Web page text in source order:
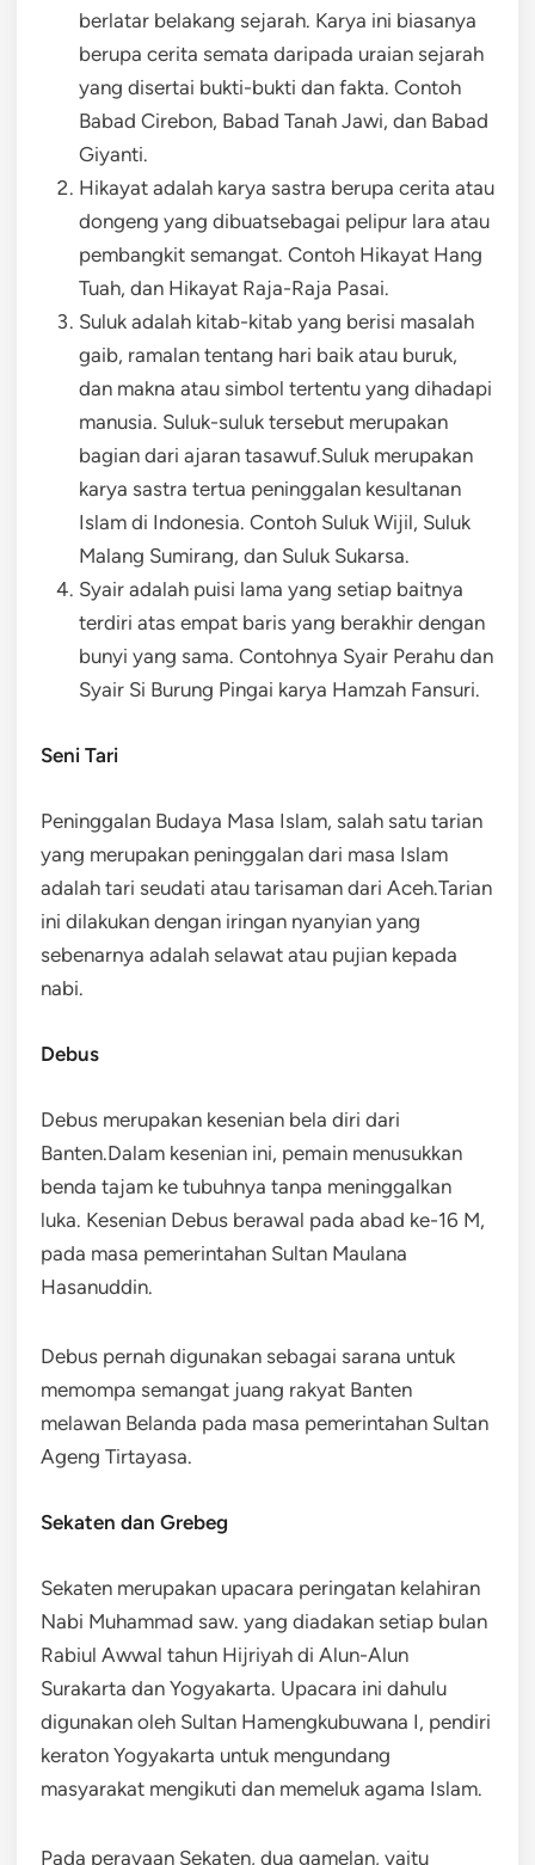
berlatar belakang sejarah. Karya ini biasanya
berupa cerita semata daripada uraian sejarah
yang disertai bukti-bukti dan fakta. Contoh
Babad Cirebon, Babad Tanah Jawi, dan Babad
Giyanti.
Hikayat adalah karya sastra berupa cerita atau
dongeng yang dibuatsebagai pelipur lara atau
pembangkit semangat. Contoh Hikayat Hang
Tuah, dan Hikayat Raja-Raja Pasai.
Suluk adalah kitab-kitab yang berisi masalah
gaib, ramalan tentang hari baik atau buruk,
dan makna atau simbol tertentu yang dihadapi
manusia. Suluk-suluk tersebut merupakan
bagian dari ajaran tasawuf.Suluk merupakan
karya sastra tertua peninggalan kesultanan
Islam di Indonesia. Contoh Suluk Wijil, Suluk
Malang Sumirang, dan Suluk Sukarsa.
Syair adalah puisi lama yang setiap baitnya
terdiri atas empat baris yang berakhir dengan
bunyi yang sama. Contohnya Syair Perahu dan
Syair Si Burung Pingai karya Hamzah Fansuri.
Seni Tari
Peninggalan Budaya Masa Islam, salah satu tarian
yang merupakan peninggalan dari masa Islam
adalah tari seudati atau tarisaman dari Aceh.Tarian
ini dilakukan dengan iringan nyanyian yang
sebenarnya adalah selawat atau pujian kepada
nabi.
Debus
Debus merupakan kesenian bela diri dari
Banten.Dalam kesenian ini, pemain menusukkan
benda tajam ke tubuhnya tanpa meninggalkan
luka. Kesenian Debus berawal pada abad ke-16 M,
pada masa pemerintahan Sultan Maulana
Hasanuddin.
Debus pernah digunakan sebagai sarana untuk
memompa semangat juang rakyat Banten
melawan Belanda pada masa pemerintahan Sultan
Ageng Tirtayasa.
Sekaten dan Grebeg
Sekaten merupakan upacara peringatan kelahiran
Nabi Muhammad saw. yang diadakan setiap bulan
Rabiul Awwal tahun Hijriyah di Alun-Alun
Surakarta dan Yogyakarta. Upacara ini dahulu
digunakan oleh Sultan Hamengkubuwana I, pendiri
keraton Yogyakarta untuk mengundang
masyarakat mengikuti dan memeluk agama Islam.
Pada perayaan Sekaten, dua gamelan, yaitu